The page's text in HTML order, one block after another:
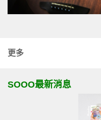
更多
SOOO最新消息